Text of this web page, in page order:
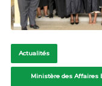
Actualités
Ministère des Affaires